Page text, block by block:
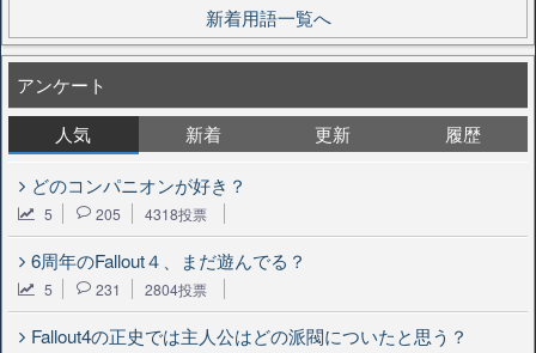
新着用語一覧へ
アンケート
人気
新着 更新 履歴
どのコンパニオンが好き？
5 205 4318投票
6周年のFallout４、まだ遊んでる？
5 231 2804投票
Fallout4の正史では主人公はどの派閥についたと思う？